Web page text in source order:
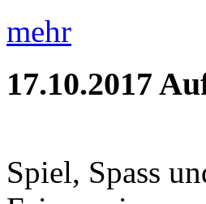
mehr
17.10.2017
Spiel, Spass